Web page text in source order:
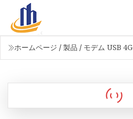
ホームページ / 製品 / モデム USB 4G